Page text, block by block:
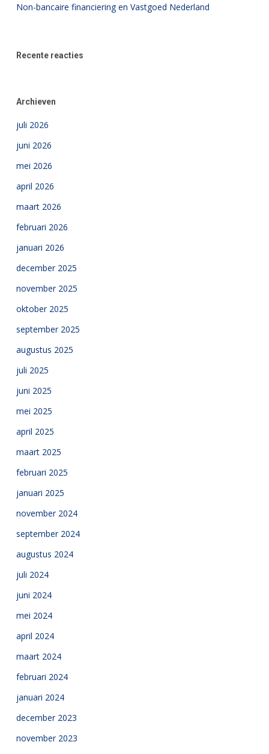
Non-bancaire financiering en Vastgoed Nederland
Recente reacties
Archieven
juli 2026
juni 2026
mei 2026
april 2026
maart 2026
februari 2026
januari 2026
december 2025
november 2025
oktober 2025
september 2025
augustus 2025
juli 2025
juni 2025
mei 2025
april 2025
maart 2025
februari 2025
januari 2025
november 2024
september 2024
augustus 2024
juli 2024
juni 2024
mei 2024
april 2024
maart 2024
februari 2024
januari 2024
december 2023
november 2023